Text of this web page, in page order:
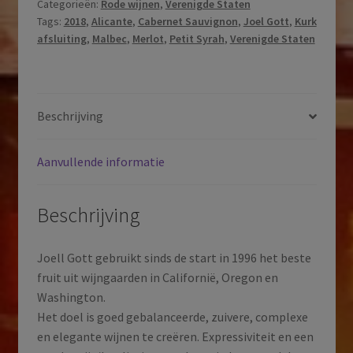
Series
|
Palisades
Verenigde
|
Categorieën: Rode wijnen, Verenigde Staten
Tags: 2018, Alicante, Cabernet Sauvignon, Joel Gott, Kurk
afsluiting, Malbec, Merlot, Petit Syrah, Verenigde Staten
Beschrijving
Aanvullende informatie
Beschrijving
Joell Gott gebruikt sinds de start in 1996 het beste
fruit uit wijngaarden in Californië, Oregon en
Washington.
Het doel is goed gebalanceerde, zuivere, complexe
en elegante wijnen te creëren. Expressiviteit en een